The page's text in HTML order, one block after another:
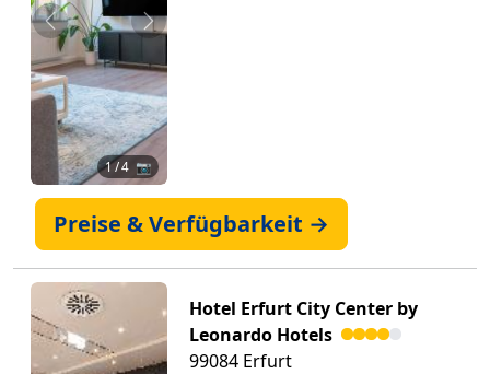
Zurück Weiter
1/ 4 📷
Preise & Verfügbarkeit →
Hotel Erfurt City Center by
Leonardo Hotels
99084 Erfurt